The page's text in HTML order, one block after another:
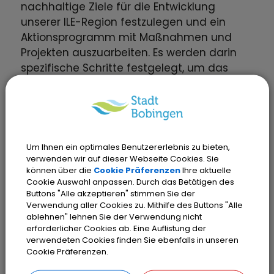
nachhaltige Ziele für die Entwicklung
unserer ILE-Region festzulegen und ein
Aktionsprogramm mit Maßnahmen und
Projekten auszuarbeiten. Es werden darin
spezifische Schritte festgelegt, um das
Kommunen zu verbessern. Das ILEK ist der
Fahrplan für unsere interkommunale
Ihre Meinung ist wichtig: Welche
Veränderungen wünschen Sie sich in Ihrer
Region? Haben Sie Verbesserungsideen?
Unter diesem Link können Sie sich am
Entwicklungskonzeptbeteiligen.
Um Ihnen ein optimales Benutzererlebnis zu bieten,
verwenden wir auf dieser Webseite Cookies. Sie
können über die Cookie PräferenzenIhre aktuelle
Cookie Auswahl anpassen. Durch das Betätigen des
Buttons "Alle akzeptieren" stimmen Sie der
Verwendung aller Cookies zu. Mithilfe des Buttons "Alle
ablehnen" lehnen Sie der Verwendung nicht
erforderlicher Cookies ab. Eine Auflistung der
verwendeten Cookies finden Sie ebenfalls in unseren
Cookie Präferenzen.